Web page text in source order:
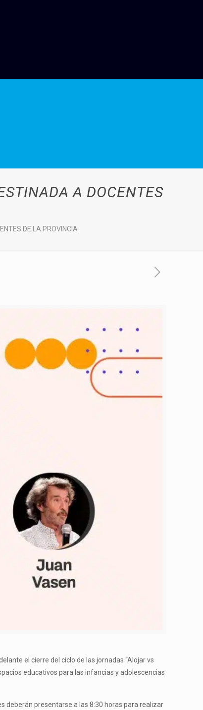
A DOCENTES
DE LA PROVINCIA
el cierre del ciclo de las jornadas “Alojar vs
educativos para las infancias y adolescencias
deberán presentarse a las 8:30 horas para realizar